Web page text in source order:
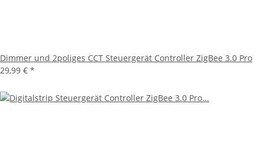
Dimmer und 2poliges CCT Steuergerät Controller ZigBee 3.0 Pro
29,99 € *